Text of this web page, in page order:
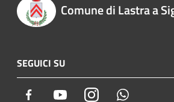
Comune di Lastra a
SEGUICI SU
Facebook YoutubeInstagram